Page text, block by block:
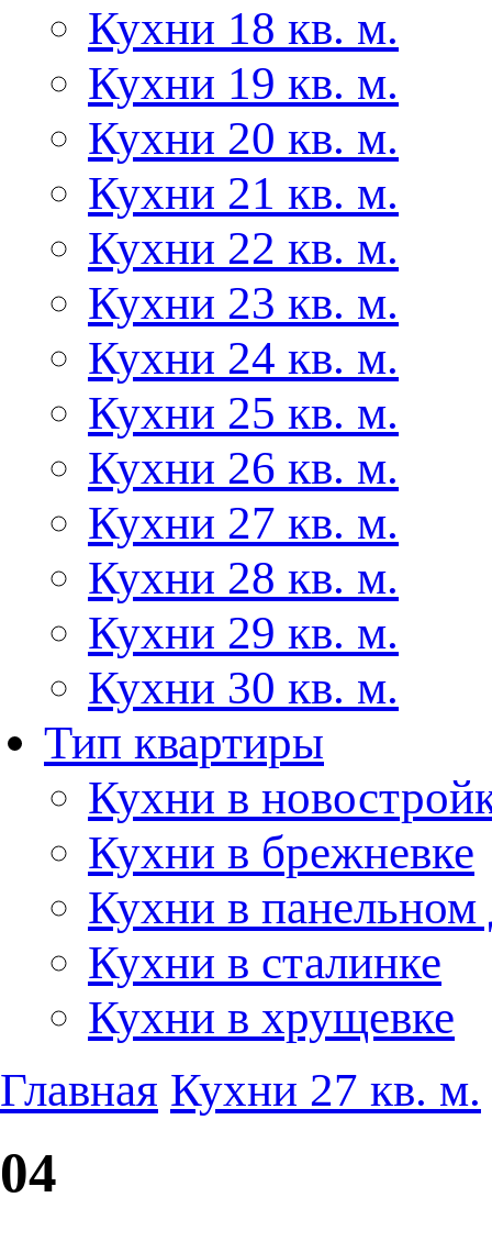
Кухни 18 кв. м.
Кухни 19 кв. м.
Кухни 20 кв. м.
Кухни 21 кв. м.
Кухни 22 кв. м.
Кухни 23 кв. м.
Кухни 24 кв. м.
Кухни 25 кв. м.
Кухни 26 кв. м.
Кухни 27 кв. м.
Кухни 28 кв. м.
Кухни 29 кв. м.
Кухни 30 кв. м.
Тип квартиры
Кухни в
Кухни в брежневке
Кухни в панельном
Кухни в сталинке
Кухни в хрущевке
Главная Кухни 27 кв. м.
04